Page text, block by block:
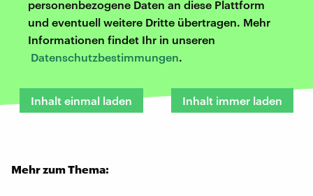
personenbezogene Daten an diese Plattform
und eventuell weitere Dritte übertragen. Mehr
Informationen findet Ihr in unseren
Datenschutzbestimmungen.
Inhalt einmal laden Inhalt immer laden
Mehr zum Thema: